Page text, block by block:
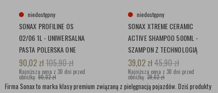
niedostępny
SONAX PROFILINE OS
02/06 1L - UNIWERSALNA
PASTA POLERSKA ONE
STEP Z
NATYCHMIASTOWYM
EFEKTEM
90,02 zł105,90zł
Najniższa cena z 30 dni przed
obniżką: 90,02 zł
niedostępny
SONAX XTREME CERAMIC
ACTIVE SHAMPOO 500ML -
SZAMPON Z TECHNOLOGIĄ
SI-CARBON –
CZYSZCZENIE I OCHRONA
W JEDNYM
39,02 zł45,90zł
Najniższa cena z 30 dni przed
obniżką: 39,02 zł
Firma Sonax to marka klasy premium związaną z pielęgnacją pojazdów. Dziś produkty